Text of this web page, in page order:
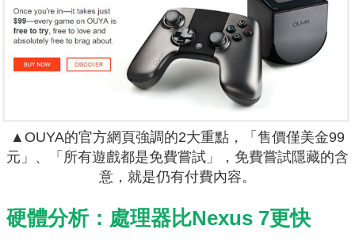
▲OUYA的官方網頁強調的2大重點，「售價僅美金99
元」、「所有遊戲都是免費嘗試」，免費嘗試隱藏的含
意，就是仍有付費內容。
硬體分析：處理器比Nexus 7更快